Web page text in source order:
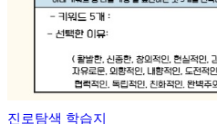
진로탐색 학습지